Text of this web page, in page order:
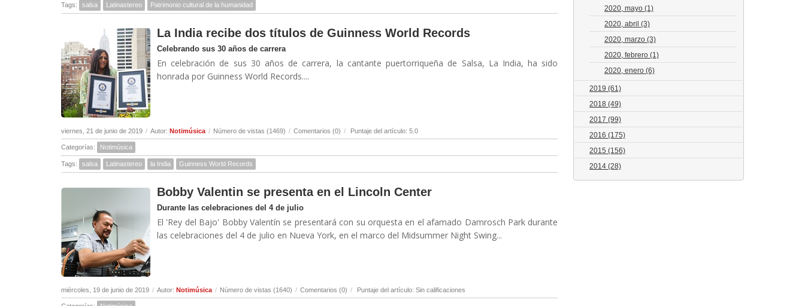
Tags: salsa Latinastereo Patrimonio cultural de la humanidad
La India recibe dos títulos de Guinness World Records
Celebrando sus 30 años de carrera
En celebración de sus 30 años de carrera, la cantante puertorriqueña de Salsa, La India, ha sido
honrada por Guinness World Records....
viernes, 21 de junio de 2019 / Autor: Notimúsica / Número de vistas (1469) / Comentarios (0) / Puntaje del artículo: 5.0
Categorías: Notimúsica
Tags: salsa Latinastereo la India Guinness World Records
Bobby Valentin se presenta en el Lincoln Center
Durante las celebraciones del 4 de julio
El 'Rey del Bajo' Bobby Valentín se presentará con su orquesta en el afamado Damrosch Park durante
las celebraciones del 4 de julio en Nueva York, en el marco del Midsummer Night Swing...
miércoles, 19 de junio de 2019 / Autor: Notimúsica / Número de vistas (1640) / Comentarios (0) / Puntaje del artículo: Sin calificaciones
2020, mayo (1)
2020, abril (3)
2020, marzo (3)
2020, febrero (1)
2020, enero (6)
2019 (61)
2018 (49)
2017 (99)
2016 (175)
2015 (156)
2014 (28)